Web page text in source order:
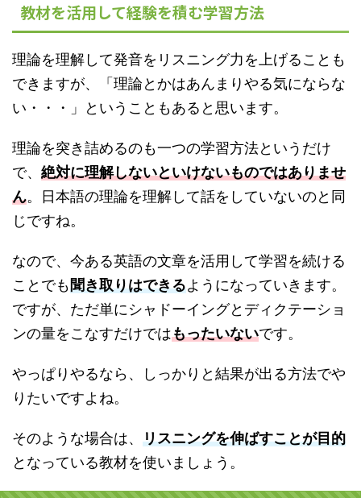
教材を活用して経験を積む学習方法
理論を理解して発音をリスニング力を上げることも
できますが、「理論とかはあんまりやる気にならな
い・・・」ということもあると思います。
理論を突き詰めるのも一つの学習方法というだけ
で、 絶対に理解しないといけないものではありませ
ん。日本語の理論を理解して話をしていないのと同
じですね。
なので、今ある英語の文章を活用して学習を続ける
ことでも聞き取りはできるようになっていきます。
ですが、ただ単にシャドーイングとディクテーショ
ンの量をこなすだけではもったいないです。
やっぱりやるなら、しっかりと結果が出る方法でや
りたいですよね。
そのような場合は、 リスニングを伸ばすことが目的
となっている教材を使いましょう。